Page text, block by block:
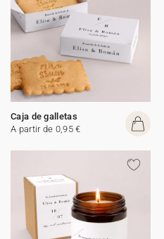
Caja de galletas
A partir de 0,95 €